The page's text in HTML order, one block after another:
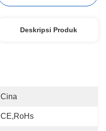
Deskripsi Produk
Cina
CE,RoHs